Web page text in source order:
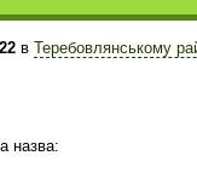
в Теребовлянському
назва: